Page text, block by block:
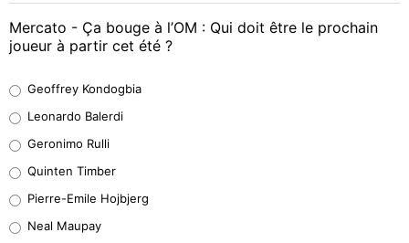
Mercato - Ça bouge à l’OM : Qui doit être le prochain
joueur à partir cet été ?
38%
32%
5%
Geoffrey Kondogbia
Leonardo Balerdi
Geronimo Rulli
Quinten Timber
Pierre-Emile Hojbjerg
Neal Maupay